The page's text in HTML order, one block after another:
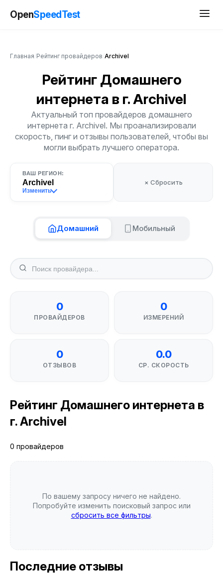
OpenSpeedTest
Главная Рейтинг провайдеров Archivel
Рейтинг Домашнего
интернета в г. Archivel
Актуальный топ провайдеров домашнего
интернета г. Archivel. Мы проанализировали
скорость, пинг и отзывы пользователей, чтобы вы
могли выбрать лучшего оператора.
ВАШ РЕГИОН:
Archivel
Изменить
× Сбросить
Домашний Мобильный
0
ПРОВАЙДЕРОВ
0
ИЗМЕРЕНИЙ
0
ОТЗЫВОВ
0.0
СР. СКОРОСТЬ
Рейтинг Домашнего интернета в
г. Archivel
0 провайдеров
По вашему запросу ничего не найдено.
Попробуйте изменить поисковый запрос или
сбросить все фильтры.
Последние отзывы